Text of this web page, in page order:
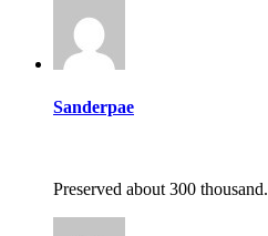
Sanderpae
Preserved about 300 thousand.